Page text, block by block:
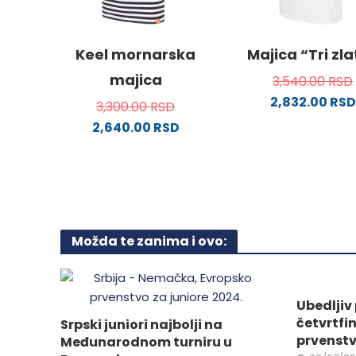
izabrane
na
stranici
stranici
Keel mornarska
majica
3,300.00RSD
2,640.00 RSD
Opcije
biti
izabrane
na
stranici
Majica “Tri
3,540.00RSD
2,832.00 RSD
biti
stranici
Možda te zanima i ovo:
Srpski juniori najbolji na
Međunarodnom turniru u
Ubedljiv